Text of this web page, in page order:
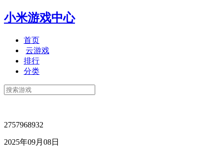
小米游戏中心
首页
云游戏
排行
分类
2757968932
2025年09月08日